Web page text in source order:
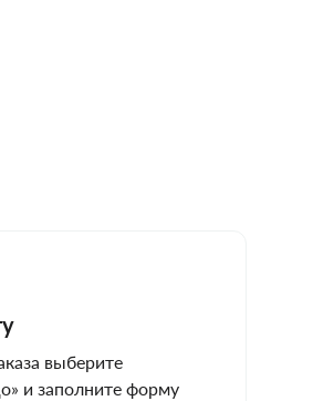
выберите
и заполните форму